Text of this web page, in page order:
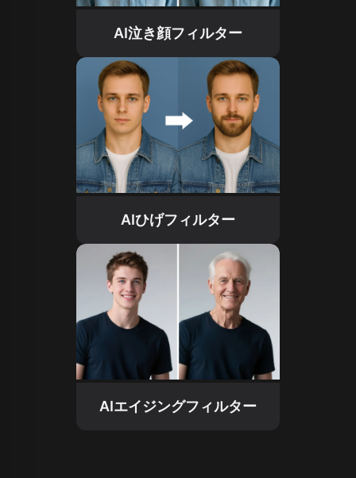
AI泣き顔フィルター
AIひげフィルター
AIエイジングフィルター